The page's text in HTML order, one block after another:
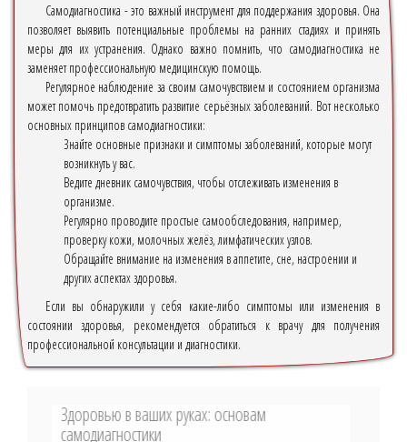
Самодиагностика - это важный инструмент для поддержания здоровья. Она
позволяет выявить потенциальные проблемы на ранних стадиях и принять
меры для их устранения. Однако важно помнить, что самодиагностика не
заменяет профессиональную медицинскую помощь.
Регулярное наблюдение за своим самочувствием и состоянием организма
может помочь предотвратить развитие серьёзных заболеваний. Вот несколько
основных принципов самодиагностики:
Знайте основные признаки и симптомы заболеваний, которые могут
возникнуть у вас.
Ведите дневник самочувствия, чтобы отслеживать изменения в
организме.
Регулярно проводите простые самообследования, например,
проверку кожи, молочных желёз, лимфатических узлов.
Обращайте внимание на изменения в аппетите, сне, настроении и
других аспектах здоровья.
Если вы обнаружили у себя какие-либо симптомы или изменения в
состоянии здоровья, рекомендуется обратиться к врачу для получения
профессиональной консультации и диагностики.
Здоровью в ваших руках: основам
самодиагностики